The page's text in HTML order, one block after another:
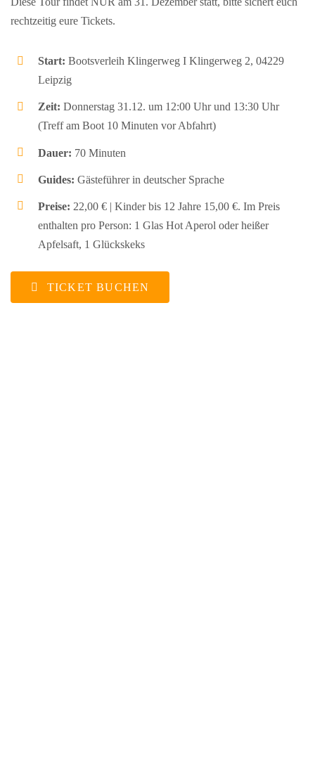
rechtzeitig eure Tickets.
Start: Bootsverleih Klingerweg I Klingerweg 2, 04229
Leipzig
Zeit: Donnerstag 31.12. um 12:00 Uhr und 13:30 Uhr
(Treff am Boot 10 Minuten vor Abfahrt)
Dauer: 70 Minuten
Guides: Gästeführer in deutscher Sprache
Preise: 22,00 € | Kinder bis 12 Jahre 15,00 €. Im Preis
enthalten pro Person: 1 Glas Hot Aperol oderheißer
Apfelsaft, 1 Glückskeks
TICKET BUCHEN